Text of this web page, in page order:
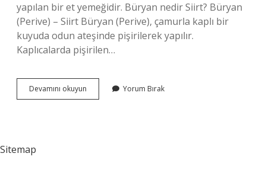
yapılan bir et yemeğidir. Büryan nedir Siirt? Büryan
(Perive) – Siirt Büryan (Perive), çamurla kaplı bir
kuyuda odun ateşinde pişirilerek yapılır.
Kaplıcalarda pişirilen…
Devamını okuyun
Kime
Yorum Bırak
Sitemap